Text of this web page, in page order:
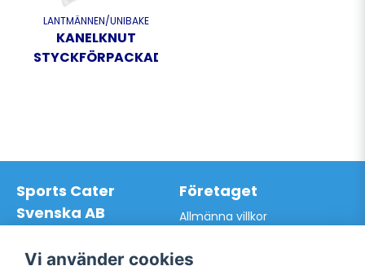
LANTMÄNNEN/UNIBAKE
KANELKNUT
STYCKFÖRPACKAD
Sports Cater
Svenska AB
Org.nr: 559024-7762
Företaget
Allmänna villkor
Vi använder cookies